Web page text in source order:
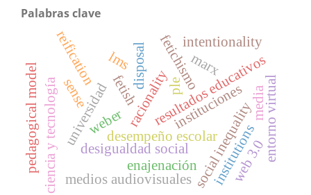
Palabras clave
universidad
fetichismo
resultados educativos
desempeño escolarsocial inequality
desigualdad social
racionality
weber
institutions
instituciones
fetish
disposal
reification
enajenación
marx
media
medios audiovisuales
ciencia y tecnología ple
lms
entorno virtual
web 3.0
pedagogical model
intentionality
sense